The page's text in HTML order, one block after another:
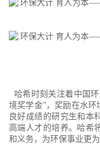
哈希时刻关注着中国
境奖学金”，奖励在水
良好成绩的研究生和本
高端人才的培养。哈希
和义务，为环保事业更